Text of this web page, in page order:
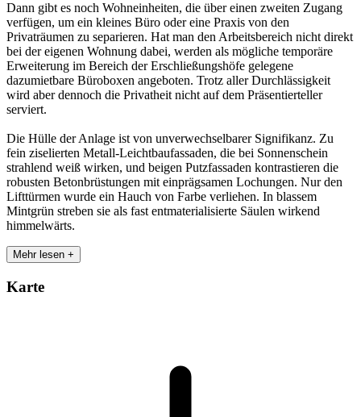
Dann gibt es noch Wohneinheiten, die über einen zweiten Zugang
verfügen, um ein kleines Büro oder eine Praxis von den
Privaträumen zu separieren. Hat man den Arbeitsbereich nicht direkt
bei der eigenen Wohnung dabei, werden als mögliche temporäre
Erweiterung im Bereich der Erschließungshöfe gelegene
dazumietbare Büroboxen angeboten. Trotz aller Durchlässigkeit
wird aber dennoch die Privatheit nicht auf dem Präsentierteller
serviert.
Die Hülle der Anlage ist von unverwechselbarer Signifikanz. Zu
fein ziselierten Metall-Leichtbaufassaden, die bei Sonnenschein
strahlend weiß wirken, und beigen Putzfassaden kontrastieren die
robusten Betonbrüstungen mit einprägsamen Lochungen. Nur den
Lifttürmen wurde ein Hauch von Farbe verliehen. In blassem
Mintgrün streben sie als fast entmaterialisierte Säulen wirkend
himmelwärts.
Mehr lesen +
Karte